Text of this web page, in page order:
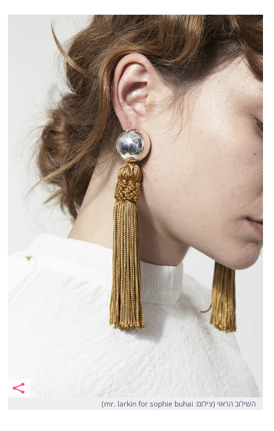
השילוב הראוי (צילום: mr. larkin for sophie buhai)